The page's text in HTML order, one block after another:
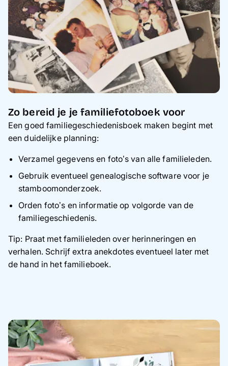
Zo bereid je je familiefotoboek voor
Een goed familiegeschiedenisboek maken begint met
een duidelijke planning:
Verzamel gegevens en foto’s van alle familieleden.
Gebruik eventueel genealogische software voor je
stamboomonderzoek.
Orden foto’s en informatie op volgorde van de
familiegeschiedenis.
Tip: Praat met familieleden over herinneringen en
verhalen. Schrijf extra anekdotes eventueel later met
de hand in het familieboek.